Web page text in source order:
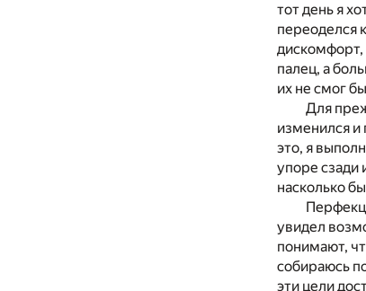
тот день я
переоделся
палец, а
их не смог
Для
изменился и
это, я
упоре сзади
насколько
увидел
понимают,
собираюсь
эти цели